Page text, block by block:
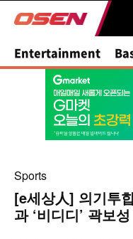
Entertainment
Sports
[e세상人] 의기투
과 ‘비디디’ 곽보성